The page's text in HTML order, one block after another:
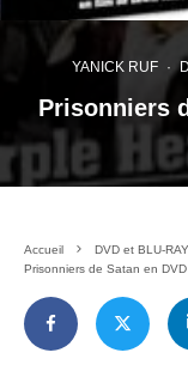
YANICK RUF ·
Prisonniers
Accueil
DVD et BLU-RAY
Prisonniers de Satan en